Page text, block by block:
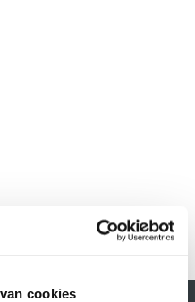
cookies
1